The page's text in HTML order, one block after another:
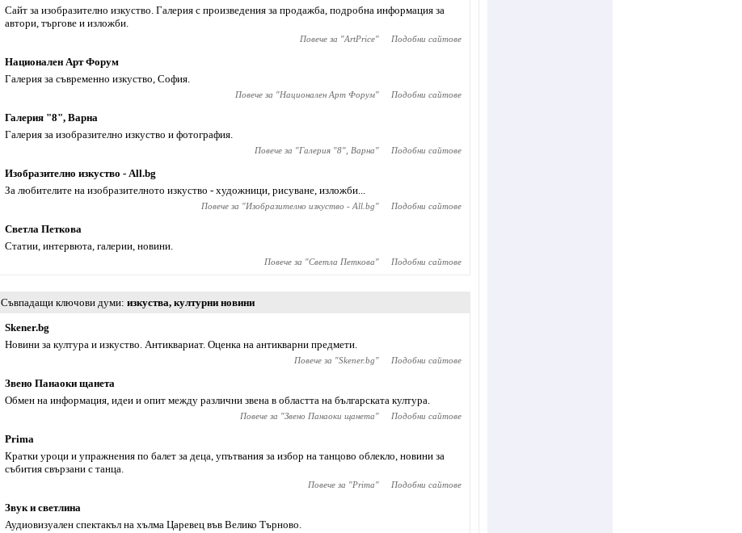
Сайт за изобразително изкуство. Галерия с произведения за продажба, подробна информация за
автори, търгове и изложби.
Повече за "ArtPrice" Подобни сайтове
Национален Арт Форум
Галерия за съвременно изкуство, София.
Повече за "Национален Арт Форум" Подобни сайтове
Галерия "8", Варна
Галерия за изобразително изкуство и фотография.
Повече за "Галерия "8", Варна" Подобни сайтове
Изобразително изкуство - All.bg
За любителите на изобразителното изкуство - художници, рисуване, изложби...
Повече за "Изобразително изкуство - All.bg" Подобни сайтове
Светла Петкова
Статии, интервюта, галерии, новини.
Повече за "Светла Петкова" Подобни сайтове
Съвпадащи ключови думи изкуства, културни новини
Skener.bg
Новини за култура и изкуство. Антиквариат. Оценка на антикварни предмети.
Повече за "Skener.bg" Подобни сайтове
Звено Панаоки щанета
Обмен на информация, идеи и опит между различни звена в областта на българската култура.
Повече за "Звено Панаоки щанета" Подобни сайтове
Prima
Кратки уроци и упражнения по балет за деца, упътвания за избор на танцово облекло, новини за
събития свързани с танца.
Повече за "Prima" Подобни сайтове
Звук и светлина
Аудиовизуален спектакъл на хълма Царевец във Велико Търново.